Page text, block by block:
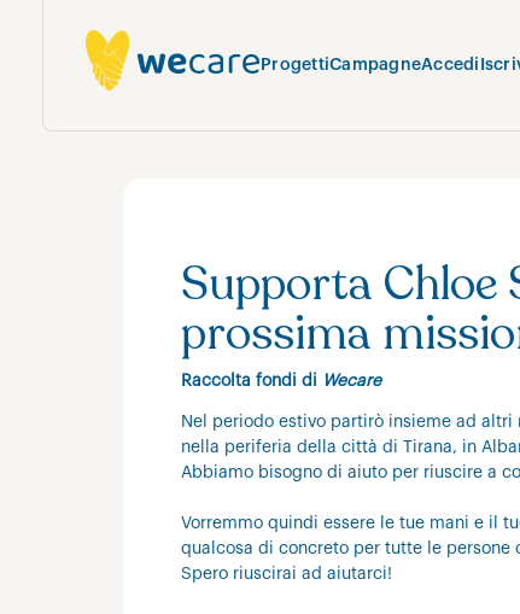
ProgettiCampagneAccedi
Supporta Chloe
prossima
Raccolta fondi di Wecare
Nel periodo estivo partirò insieme ad
nella periferia della città di Tirana, in
Abbiamo bisogno di aiuto per riuscire a
Vorremmo quindi essere le tue mani e il
qualcosa di concreto per tutte le persone
Spero riuscirai ad aiutarci!